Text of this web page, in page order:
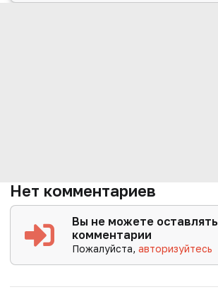
Нет комментариев
Вы не можете оставлять
комментарии
Пожалуйста,авторизуйтесь